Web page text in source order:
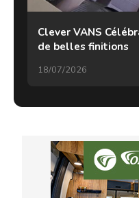
Clever VANS
de belles finitions
18/07/2026